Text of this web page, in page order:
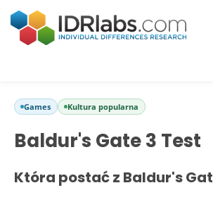
Games Kultura popularna
Baldur's Gate 3 Test
Która postać z Baldur's